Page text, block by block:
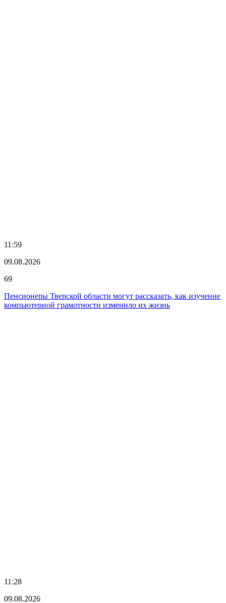
11:59
09.08.2026
69
Пенсионеры Тверской области могут рассказать, как изучение
компьютерной грамотности изменило их жизнь
11:28
09.08.2026